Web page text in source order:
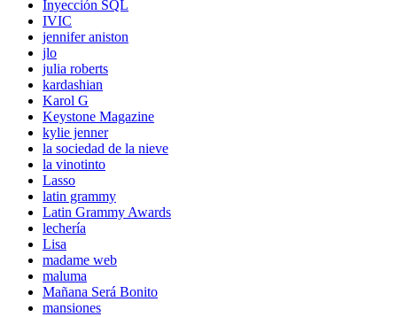
Inyección SQL
IVIC
jennifer aniston
jlo
julia roberts
kardashian
Karol G
Keystone Magazine
kylie jenner
la sociedad de la nieve
la vinotinto
Lasso
latin grammy
Latin Grammy Awards
lechería
Lisa
madame web
maluma
Mañana Será Bonito
mansiones